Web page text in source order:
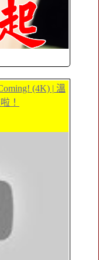
(4K) | 溫
！